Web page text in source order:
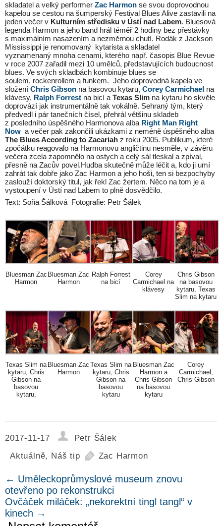
skladatel a velký performer Zac Harmon se svou doprovodnou
kapelou se cestou na šumperský Festival Blues Alive zastavili na
jeden večer v Kulturním středisku v Ústí nad Labem. Bluesová
legenda Harmon a jeho band hrál téměř 2 hodiny bez přestávky
s maximálním nasazením a nezměrnou chutí. Rodák z Jackson
Mississippi je renomovaný kytarista a skladatel
vyznamenaný mnoha cenami, kterého např. časopis Blue Revue
v roce 2007 zařadil mezi 10 umělců, představujících budoucnost
blues. Ve svých skladbách kombinuje blues se
soulem, rockenrollem a funkem. Jeho doprovodná kapela ve
složení Chris Gibson na basovou kytaru, Corey Carmichael na
klávesy, Ralph Forrest na bicí a Texas Slim na kytaru ho skvěle
doprovází jak instrumentálně tak vokálně. Sehraný tým, který
předvedl i pár tanečních čísel, přehrál většinu skladeb
z posledního úspěšného Harmonova alba Right Man Right
Now a večer pak zakončili ukázkami z neméně úspěšného alba
The Blues According to Zacariah z roku 2005. Publikum, které
zpočátku reagovalo na Harmonovu angličtinu nesměle, v závěru
večera zcela zapomnělo na ostych a celý sál tleskal a zpíval,
přesně na Zacův povel.Hudba skutečně může léčit a, kdo ji umí
zahrát tak dobře jako Zac Harmon a jeho hoši, ten si bezpochyby
zaslouží doktorský titul, jak řekl Zac žertem. Něco na tom je a
vystoupení v Ústí nad Labem to plně dosvědčilo.
Text: Soňa Šálková Fotografie: Petr Šálek
Bluesman Zac
Harmon
Bluesman Zac
Harmon
Ralph Forrest
na bicí
Corey
Carmichael na
klávesy
Chris Gibson
na basovou
kytaru, Texas
Slim na kytaru
Texas Slim na
kytaru, Chris
Gibson na
basovou
kytaru,
Bluesman Zac
Harmon
Texas Slim na
kytaru, Chris
Gibson na
basovou
kytaru
Bluesman Zac
Harmon a
Chris Gibson
na basovou
kytaru
Corey
Carmichael,
Chris Gibson
2017-11-17
Petr Šálek
Aktuálně, Náš tip Zac Harmon
← Uměleckoprůmyslové museum znovu
otevřeno po rekonstrukci
Ovčáček miláček: „nekorektní tingl tangl“ v
kinech →